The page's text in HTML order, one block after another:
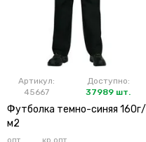
Артикул:
45667
Доступно:
37989 шт.
Футболка темно-синяя 160г/
м2